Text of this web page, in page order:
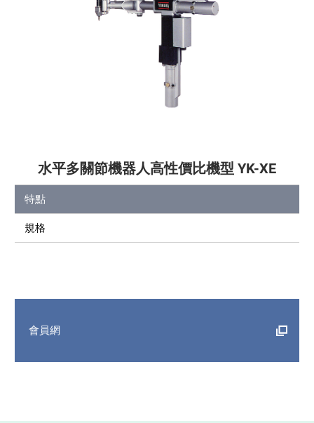
水平多關節機器人高性價比機型 YK-XE
特點
規格
會員網